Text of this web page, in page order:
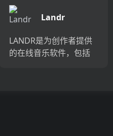
能。使用AI技术，可以从
任何歌曲中消除或分离
Landr
LANDR是为创作者提供
的在线音乐软件，包括